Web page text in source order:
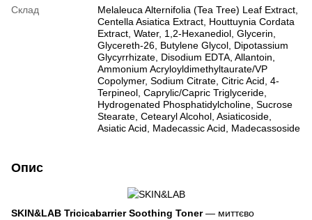
Склад
Melaleuca Alternifolia (Tea Tree) Leaf Extract,
Centella Asiatica Extract, Houttuynia Cordata
Extract, Water, 1,2-Hexanediol, Glycerin,
Glycereth-26, Butylene Glycol, Dipotassium
Glycyrrhizate, Disodium EDTA, Allantoin,
Ammonium Acryloyldimethyltaurate/VP
Copolymer, Sodium Citrate, Citric Acid, 4-
Terpineol, Caprylic/Capric Triglyceride,
Hydrogenated Phosphatidylcholine, Sucrose
Stearate, Cetearyl Alcohol, Asiaticoside,
Asiatic Acid, Madecassic Acid, Madecassoside
Опис
SKIN&LAB Tricicabarrier Soothing Toner— миттєво